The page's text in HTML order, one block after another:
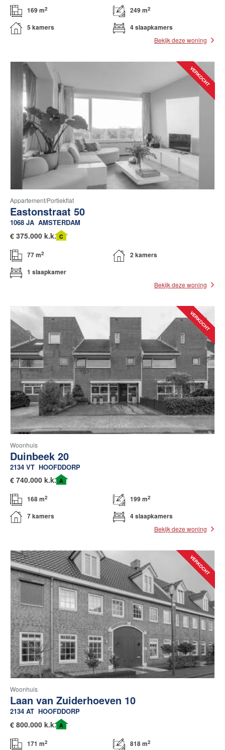
169 m2 249 m2
5 kamers 4 slaapkamers
Bekijk deze woning
Appartement/portiekflat
Eastonstraat 50
1068 JA AMSTERDAM
€ 375.000 k.k. C
77 m2
2 kamers
1 slaapkamer
Bekijk deze woning
Woonhuis
Duinbeek 20
2134 VT HOOFDDORP
€ 740.000 k.k. A
168 m2 199 m2
7 kamers 4 slaapkamers
Bekijk deze woning
Woonhuis
Laan van Zuiderhoeven 10
2134 AT HOOFDDORP
€ 800.000 k.k. A
171 m2 818 m2